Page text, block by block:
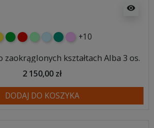
visibility
zielonyczerwony
miętowybłękitnyturkusowy
różowy
+10
zaokrąglonych kształtach Alba 3 os.
2 150,00 zł
DODAJ DO KOSZYKA